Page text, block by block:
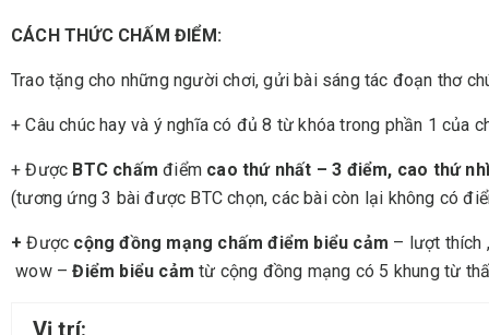
CÁCH THỨC CHẤM ĐIỂM:
Trao tặng cho những người chơi, gửi bài sáng tác đoạn thơ
+ Câu chúc hay và ý nghĩa có đủ 8 từ khóa trong phần 1 của
+ Được BTC chấm điểm cao thứ nhất – 3 điểm, cao thứ
(tương ứng 3 bài được BTC chọn, các bài còn lại không có
+Được cộng đồng mạng chấm điểm biểu cảm – lượt thích
wow –Điểm biểu cảm từ cộng đồng mạng có 5 khung từ